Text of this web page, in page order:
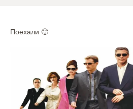
Поехали 🙂